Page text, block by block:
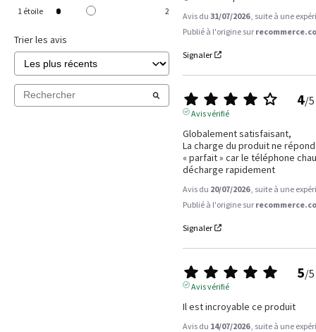
1 étoile 2
Trier les avis
Avis du 31/07/2026 , suite à une
Publié à l'origine sur
Signaler
4/5
Avis vérifié
Globalement satisfaisant,
La charge du produit ne
« parfait » car le téléphone
décharge rapidement
Avis du 20/07/2026 , suite à une
Publié à l'origine sur
Signaler
5/5
Avis vérifié
Il est incroyable ce produit
Avis du 14/07/2026 , suite à une